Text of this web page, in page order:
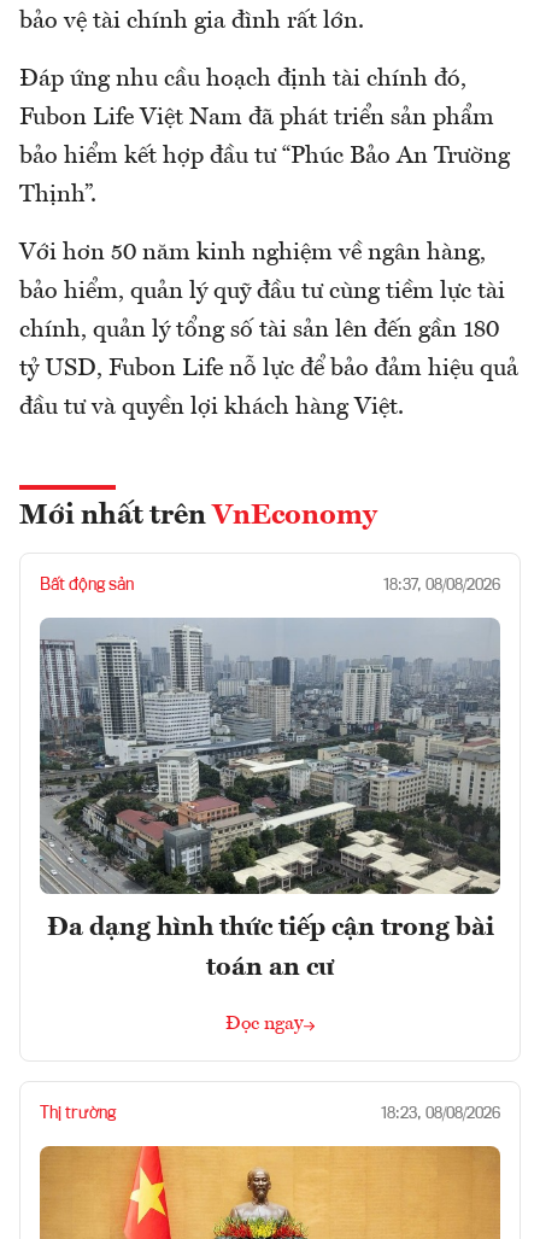
bảo vệ tài chính gia đình rất lớn.
Đáp ứng nhu cầu hoạch định tài chính đó,
Fubon Life Việt Nam đã phát triển sản phẩm
bảo hiểm kết hợp đầu tư “Phúc Bảo An Trường
Thịnh”.
Với hơn 50 năm kinh nghiệm về ngân hàng,
bảo hiểm, quản lý quỹ đầu tư cùng tiềm lực tài
chính, quản lý tổng số tài sản lên đến gần 180
tỷ USD, Fubon Life nỗ lực để bảo đảm hiệu quả
đầu tư và quyền lợi khách hàng Việt.
Mới nhất trên VnEconomy
Bất động sản 18:37, 08/08/2026
Đa dạng hình thức tiếp cận trong bài
toán an cư
Đọc ngay
Thị trường 18:23, 08/08/2026